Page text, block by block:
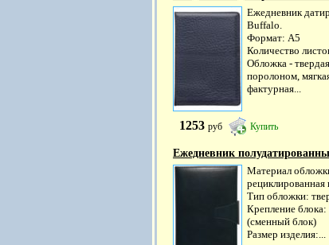
Ежедневник
Buffalo.
Формат: А5
Количество
Обложка -
поролоном,
фактурная...
1253 руб Купить
Ежедневник
Материал
рециклированная
Тип обложки:
Крепление
(сменный блок)
Размер изделия:...